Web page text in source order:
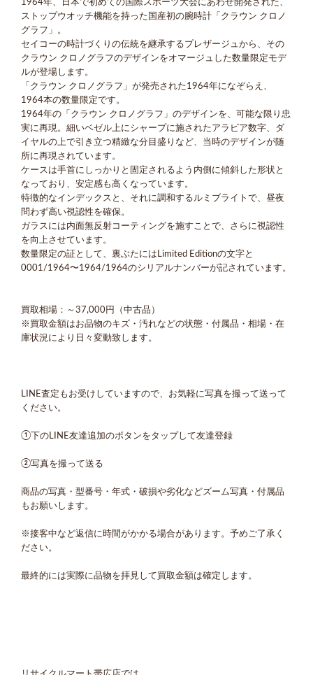
1964年、日本で初めての国際スポーツ大会にあわせ開発された、
ストップウオッチ機能を持った国産初の腕時計「クラウン クロノ
グラフ」。
セイコーの時計づくりの伝統を継承するプレザージュから、その
クラウン クロノグラフのデザインをオマージュした数量限定モデ
ルが登場します。
「クラウン クロノグラフ」が発売された1964年になぞらえ、
1964本の数量限定です。
1964年の「クラウン クロノグラフ」のデザインを、可能な限り忠
実に再現。細いベゼル上にシャープに施されたアラビア数字、ダ
イヤルの上で引き立つ精緻な分目盛りなど、当時のデザインが随
所に再現されています。
ケースは手首にしっかりと固定されるよう内側に傾斜した形状と
なっており、安定感も高くなっています。
特徴的なインデックスと、それに調和するルミブライトで、昼夜
問わず高い視認性を確保。
ガラスには内面無反射コーティングを施すことで、さらに視認性
を向上させています。
数量限定の証として、裏ぶたにはLimited Editionの文字と
0001/1964〜1964/1964のシリアルナンバーが記されています。
買取相場：～37,000円（中古品）
※買取金額はお品物のキズ・汚れなどの状態・付属品・相場・在
庫状況により日々変動致します。
LINE査定もお受けしていますので、お気軽に写真を撮って送って
ください。
①下のLINE友達追加のボタンをタップして友達登録
②写真を撮って送る
商品の写真・型番号・年式・破損や劣化などズーム写真・付属品
もお願いします。
※接客中など返信に時間がかかる場合があります。予めご了承く
ださい。
最終的には実際に品物を拝見して買取金額は確定します。